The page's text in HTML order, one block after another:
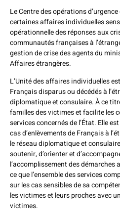
Le Centre des opérations
certaines affaires individuelles
opérationnelle des réponses aux
communautés françaises à
gestion de crise des agents du
Affaires étrangères.
L’Unité des affaires individuelles
Français disparus ou décédés à
diplomatique et consulaire. À ce
familles des victimes et facilite les
services concernés de l’État. Elle
cas d’enlèvements de Français à
le réseau diplomatique et
soutenir, d’orienter et
l’accomplissement des
ce que l’ensemble des services
sur les cas sensibles de sa
les victimes et leurs proches avec
victimes.